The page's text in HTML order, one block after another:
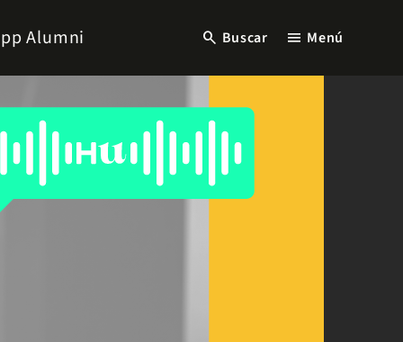
Alumni search Buscar menu Menú